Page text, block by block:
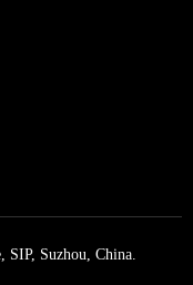
SIP, Suzhou, China.